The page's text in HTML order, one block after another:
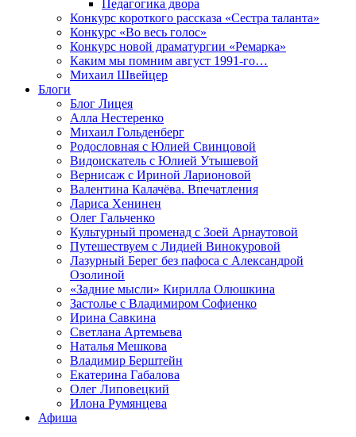
Педагогика двора
Конкурс короткого рассказа «Сестра таланта»
Конкурс «Во весь голос»
Конкурс новой драматургии «Ремарка»
Каким мы помним август 1991-го…
Михаил Швейцер
Блоги
Блог Лицея
Алла Нестеренко
Михаил Гольденберг
Родословная с Юлией Свинцовой
Видоискатель с Юлией Утышевой
Вернисаж с Ириной Ларионовой
Валентина Калачёва. Впечатления
Лариса Хенинен
Олег Гальченко
Культурный променад с Зоей Арнаутовой
Путешествуем с Лидией Винокуровой
Лазурный Берег без пафоса с Александрой
Озолиной
«Задние мысли» Кирилла Олюшкина
Застолье с Владимиром Софиенко
Ирина Савкина
Светлана Артемьева
Наталья Мешкова
Владимир Берштейн
Екатерина Габалова
Олег Липовецкий
Илона Румянцева
Афиша